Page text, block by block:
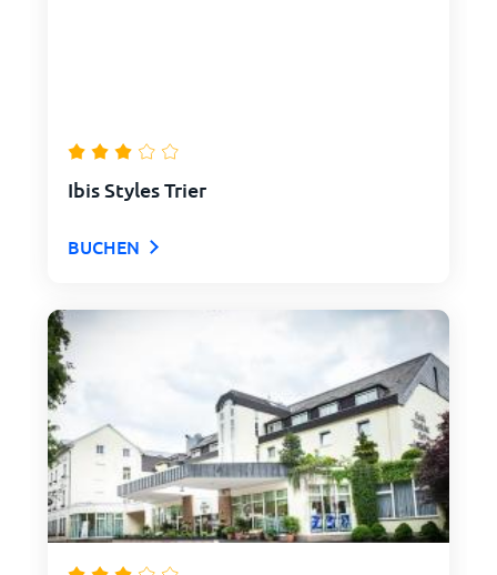
Ibis Styles Trier
BUCHEN